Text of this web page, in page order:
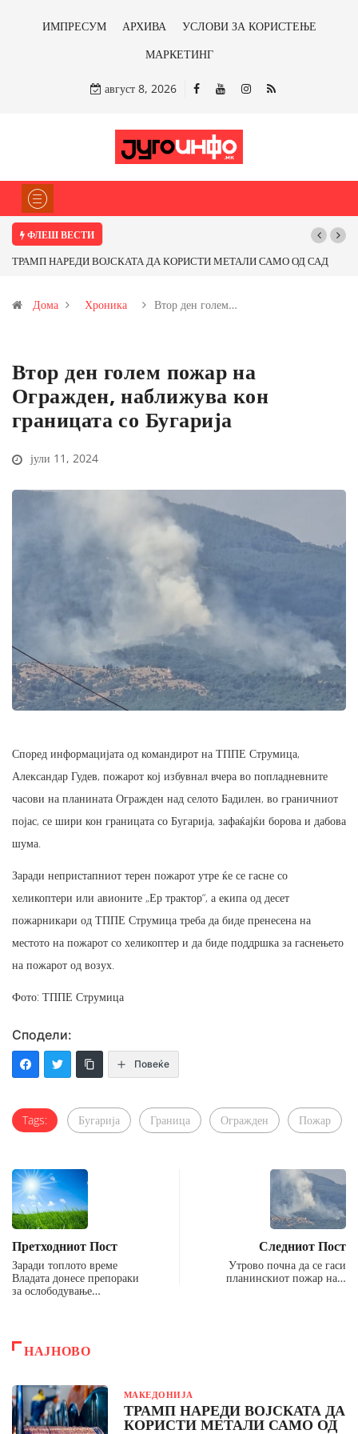
ИМПРЕСУМ АРХИВА
УСЛОВИ ЗА КОРИСТЕЊЕ
МАРКЕТИНГ
август 8, 2026
ФЛЕШ ВЕСТИ
ВОЈСКАТА ДА КОРИСТИ МЕТАЛИ САМО ОД САД
со антимонот?
Почнува
Дома Хроника Втор ден голем…
Втор ден голем пожар на
Огражден, наближува кон
границата со Бугарија
јули 11, 2024
Според информацијата од командирот на ТППЕ Струмица,
Александар Гудев, пожарот кој избувнал вчера во попладневните
часови на планината Огражден над селото Бадилен, во граничниот
појас, се шири кон границата со Бугарија, зафаќајќи борова и дабова
шума.
Заради непристапниот терен пожарот утре ќе се гасне со
хеликоптери или авионите „Ер трактор“, а екипа од десет
пожарникари од ТППЕ Струмица треба да биде пренесена на
местото на пожарот со хеликоптер и да биде поддршка за гаснењето
на пожарот од возух.
Фото: ТППЕ Струмица
Сподели:
Повеќе
Tags: Бугарија Граница Огражден Пожар
Претходниот Пост
Заради топлото време
Владата донесе препораки
за ослободување…
Следниот Пост
Утрово почна да се гаси
планинскиот пожар на…
НАЈНОВО
МАКЕДОНИЈА
ТРАМП НАРЕДИ ВОЈСКАТА ДА
КОРИСТИ МЕТАЛИ САМО ОД